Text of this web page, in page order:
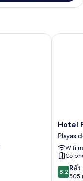
Hotel
Fiesta
Rosarito
Playas
de
Rosarito
Hotel
Playas
Wifi
Có
8.2
trên
8,2 Rất
505
Hotel